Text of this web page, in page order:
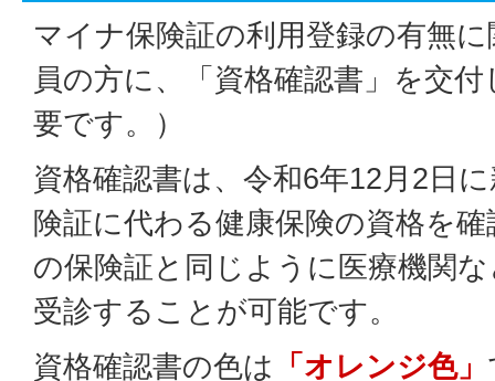
マイナ保険証の利用登録の有無
員の方に、「資格確認書」を交
要です。）
資格確認書は、令和6年12月2日
険証に代わる健康保険の資格を
の保険証と同じように医療機関
受診することが可能です。
資格確認書の色は 「オレンジ色」